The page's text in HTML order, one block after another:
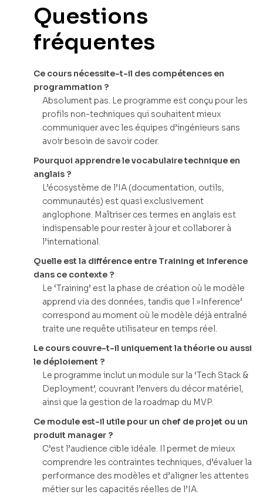
Questions
fréquentes
Ce cours nécessite-t-il des compétences en
programmation ?
Absolument pas. Le programme est conçu pour les
profils non-techniques qui souhaitent mieux
communiquer avec les équipes d’ingénieurs sans
avoir besoin de savoir coder.
Pourquoi apprendre le vocabulaire technique en
anglais ?
L’écosystème de l’IA (documentation, outils,
communautés) est quasi exclusivement
anglophone. Maîtriser ces termes en anglais est
indispensable pour rester à jour et collaborer à
l’international.
Quelle est la différence entre Training et Inference
dans ce contexte ?
Le ‘Training’ est la phase de création où le modèle
apprend via des données, tandis que l »Inference’
correspond au moment où le modèle déjà entraîné
traite une requête utilisateur en temps réel.
Le cours couvre-t-il uniquement la théorie ou aussi
le déploiement ?
Le programme inclut un module sur la ‘Tech Stack &
Deployment’, couvrant l’envers du décor matériel,
ainsi que la gestion de la roadmap du MVP.
Ce module est-il utile pour un chef de projet ou un
produit manager ?
C’est l’audience cible idéale. Il permet de mieux
comprendre les contraintes techniques, d’évaluer la
performance des modèles et d’aligner les attentes
métier sur les capacités réelles de l’IA.